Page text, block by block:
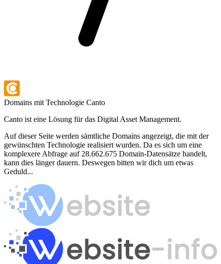
Domains mit Technologie Canto
Canto ist eine Lösung für das Digital Asset Management.
Auf dieser Seite werden sämtliche Domains angezeigt, die mit der
gewünschten Technologie realisiert wurden. Da es sich um eine
komplexere Abfrage auf 28.662.675 Domain-Datensätze handelt,
kann dies länger dauern. Deswegen bitten wir dich um etwas
Geduld...